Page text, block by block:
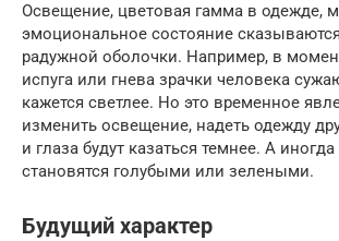
Освещение, цветовая гамма в одежде,
эмоциональное состояние
радужной оболочки. Например, в
испуга или гнева зрачки человека
кажется светлее. Но это временное
изменить освещение, надеть одежду
и глаза будут казаться темнее. А
становятся голубыми или зелеными.
Будущий характер